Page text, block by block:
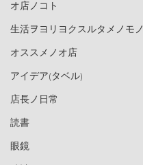
オ店ノコト
生活ヲヨリヨクスルタメノモノ
オススメノオ店
アイデア(タベル)
店長ノ日常
読書
眼鏡